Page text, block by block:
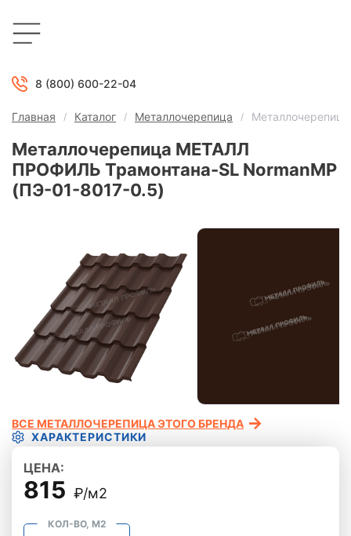
8 (800) 600-22-04
Главная Каталог Металлочерепица
Металлочерепица МЕТАЛЛ
ПРОФИЛЬ Трамонтана-SL NormanMP
(ПЭ-01-8017-0.5)
ХАРАКТЕРИСТИКИ
ВСЕ МЕТАЛЛОЧЕРЕПИЦА ЭТОГО БРЕНДА
ЦЕНА:
815 ₽/м2
КОЛ-ВО, М2